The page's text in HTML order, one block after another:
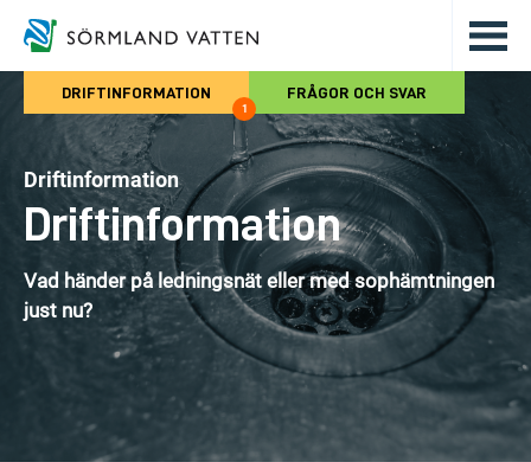
Hoppa till det huvudsakliga
DRIFTINFORMATION
1
FRÅGOR OCH SVAR
Driftinformation
Driftinformation
Vad händer på ledningsnät eller med sophämtningen
just nu?